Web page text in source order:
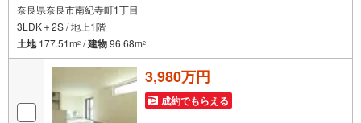
奈良県奈良市南紀寺町1丁目
3LDK＋2S / 地上1階
土地177.51m2 /建物96.68m2
3,980万円
成約でもらえる